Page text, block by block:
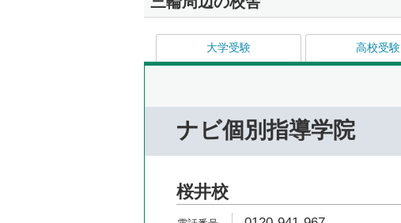
大学受験 高校受験
ナビ個別指導学院
桜井校